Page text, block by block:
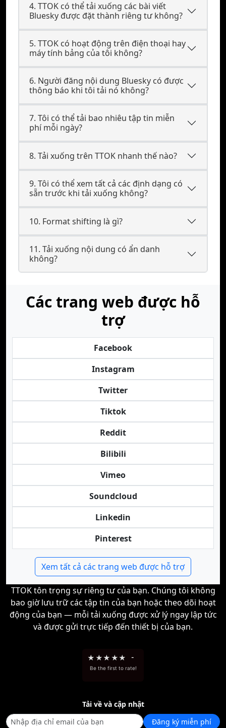
4. TTOK có thể tải xuống các bài viết
Bluesky được đặt thành riêng tư không?
5. TTOK có hoạt động trên điện thoại hay
máy tính bảng của tôi không?
6. Người đăng nội dung Bluesky có được
thông báo khi tôi tải nó không?
7. Tôi có thể tải bao nhiêu tập tin miễn
phí mỗi ngày?
8. Tải xuống trên TTOK nhanh thế nào?
9. Tôi có thể xem tất cả các định dạng có
sẵn trước khi tải xuống không?
10. Format shifting là gì?
11. Tải xuống nội dung có ẩn danh
không?
Các trang web được hỗ
trợ
Facebook
Instagram
Twitter
Tiktok
Reddit
Bilibili
Vimeo
Soundcloud
Linkedin
Pinterest
Xem tất cả các trang web được hỗ trợ
TTOK tôn trọng sự riêng tư của bạn. Chúng tôi không
bao giờ lưu trữ các tập tin của bạn hoặc theo dõi hoạt
động của bạn — mỗi tải xuống được xử lý ngay lập tức
và được gửi trực tiếp đến thiết bị của bạn.
★ ★★ ★★ -
Be the first to rate!
Tải về và cập nhật
Đăng ký miễn phí